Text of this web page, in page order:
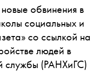
обвинения в
социальных и
со ссылкой на
людей в
службы (РАНХиГС)